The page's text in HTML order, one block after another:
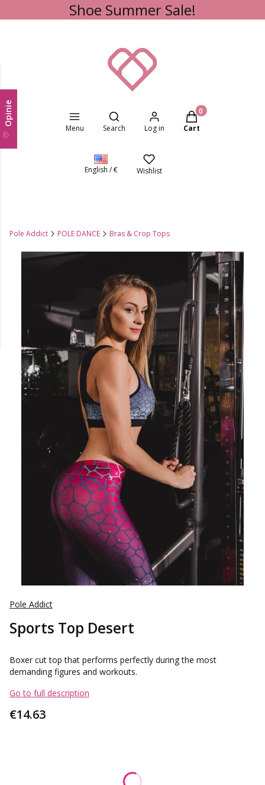
Shoe Summer Sale!
Menu
Open search engine
Search Log in
Products in the
Cart
English / € Wishlist
Pole Addict POLE DANCE Bras & Crop Tops
Pole Addict
Sports Top Desert
Boxer cut top that performs perfectly during the most
demanding figures and workouts.
Go to full description
Price
€14.63
Opinie